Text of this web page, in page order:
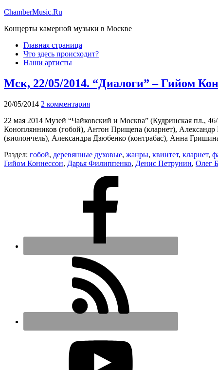
ChamberMusic.Ru
Концерты камерной музыки в Москве
Главная страница
Что здесь происходит?
Наши артисты
Мск, 22/05/2014. “Диалоги” – Гийом
20/05/2014 2 комментария
22 мая 2014 Музей “Чайковский и Москва” (Кудринская пл.,
Коноплянников (гобой), Антон Прищепа (кларнет),
(виолончель), Александра Дзюбенко (контрабас), Анна
Раздел: гобой, деревянные духовые, жанры, квинтет, кларнет,
Гийом Коннессон, Дарья Филиппенко, Денис Петрунин, Олег